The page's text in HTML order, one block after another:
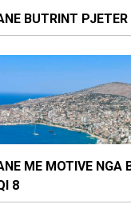
BUTRINT PJETER
ME MOTIVE NGA
8